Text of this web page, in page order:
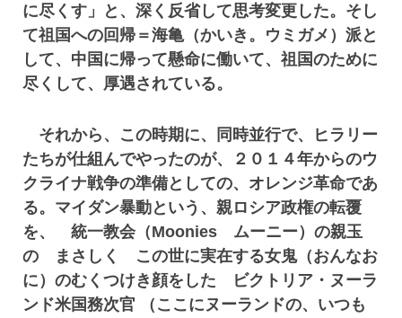
に尽くす」と、深く反省して思考変更した。そし
て祖国への回帰＝海亀（かいき。ウミガメ）派と
して、中国に帰って懸命に働いて、祖国のために
尽くして、厚遇されている。
それから、この時期に、同時並行で、ヒラリー
たちが仕組んでやったのが、２０１４年からのウ
クライナ戦争の準備としての、オレンジ革命であ
る。マイダン暴動という、親ロシア政権の転覆
を、 統一教会（Moonies ムーニー）の親玉
の まさしく この世に実在する女鬼（おんなお
に）のむくつけき顔をした ビクトリア・ヌーラ
ンド米国務次官 （ここにヌーランドの、いつも